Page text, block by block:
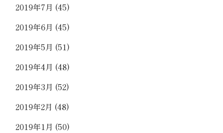
2019年7月 (45)
2019年6月 (45)
2019年5月 (51)
2019年4月 (48)
2019年3月 (52)
2019年2月 (48)
2019年1月 (50)